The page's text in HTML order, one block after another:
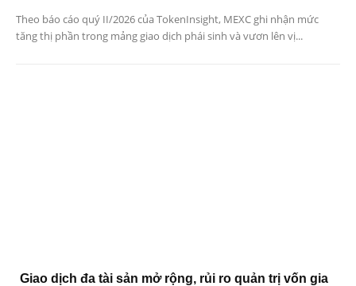
Theo báo cáo quý II/2026 của TokenInsight, MEXC ghi nhận mức
tăng thị phần trong mảng giao dịch phái sinh và vươn lên vị...
Giao dịch đa tài sản mở rộng, rủi ro quản trị vốn gia